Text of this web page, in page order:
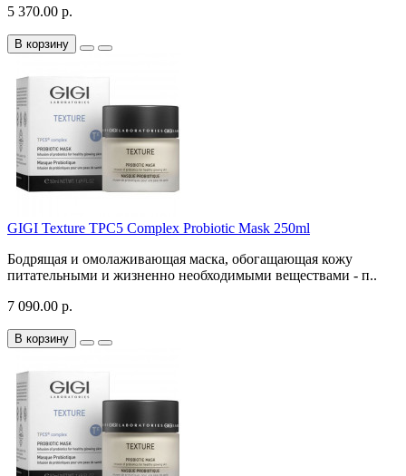
5 370.00 р.
В корзину
GIGI Texture TPC5 Complex Probiotic Mask 250ml
Бодрящая и омолаживающая маска, обогащающая кожу
питательными и жизненно необходимыми веществами - п..
7 090.00 р.
В корзину